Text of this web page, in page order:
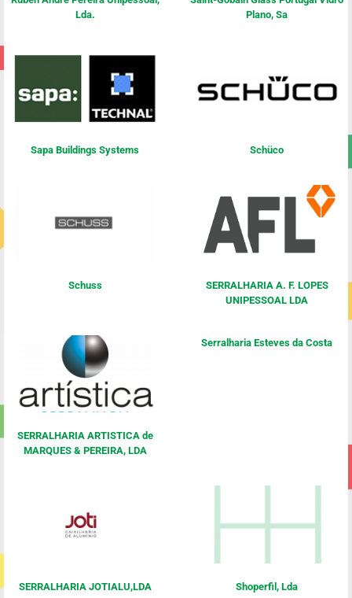
Lda.
Plano, Sa
Sapa Buildings Systems Schüco
Schuss
SERRALHARIA A. F. LOPES
UNIPESSOAL LDA
SERRALHARIA ARTISTICA de
MARQUES & PEREIRA, LDA
Serralharia Esteves da Costa
SERRALHARIA JOTIALU,LDA Shoperfil, Lda